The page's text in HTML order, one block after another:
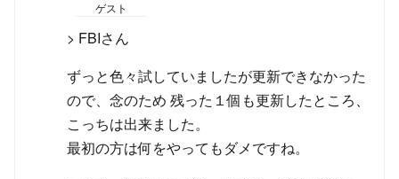
ゲスト
> FBIさん
ずっと色々試していましたが更新できなかった
ので、念のため 残った１個も更新したところ、
こっちは出来ました。
最初の方は何をやってもダメですね。